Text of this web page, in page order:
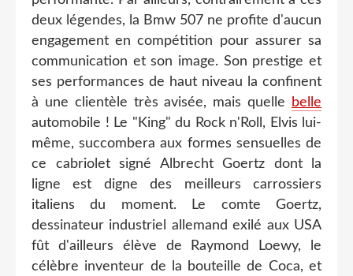
deux légendes, la Bmw 507 ne profite d'aucun
engagement en compétition pour assurer sa
communication et son image. Son prestige et
ses performances de haut niveau la confinent
à une clientèle très avisée, mais quelle
belle
automobile ! Le "King" du Rock n'Roll, Elvis lui-
même, succombera aux formes sensuelles de
ce cabriolet signé Albrecht Goertz dont la
ligne est digne des meilleurs carrossiers
italiens du moment. Le comte Goertz,
dessinateur industriel allemand exilé aux USA
fût d'ailleurs élève de Raymond Loewy, le
célèbre inventeur de la bouteille de Coca, et